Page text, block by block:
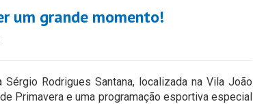
um grande momento!
Rodrigues Santana, localizada na Vila João
Primavera e uma programação esportiva especial